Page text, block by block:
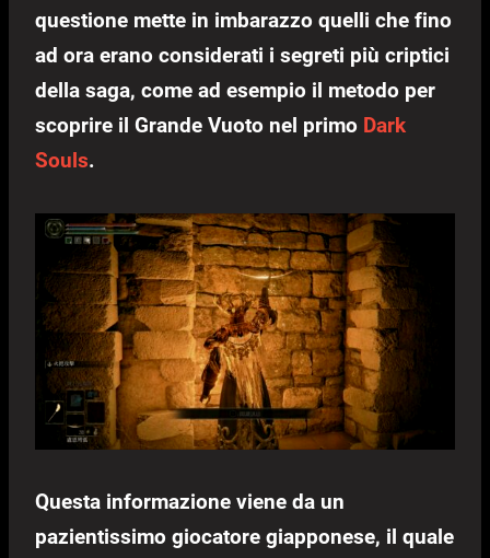
questione mette in imbarazzo quelli che fino
ad ora erano considerati i segreti più criptici
della saga, come ad esempio il metodo per
scoprire il Grande Vuoto nel primo Dark
Souls.
Questa informazione viene da un
pazientissimo giocatore giapponese, il quale